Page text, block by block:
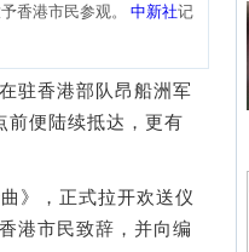
香港市民参观。 中新社记
驻香港部队昂船洲军
前便陆续抵达，更有
》，正式拉开欢送仪
港市民致辞，并向编